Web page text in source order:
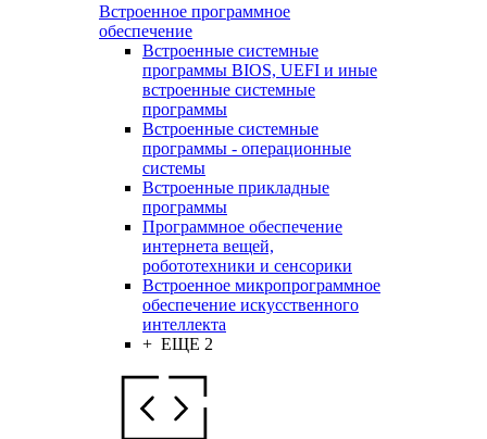
Встроенное программное
обеспечение
Встроенные системные
программы BIOS, UEFI и иные
встроенные системные
программы
Встроенные системные
программы - операционные
системы
Встроенные прикладные
программы
Программное обеспечение
интернета вещей,
робототехники и сенсорики
Встроенное микропрограммное
обеспечение искусственного
интеллекта
+ ЕЩЕ 2